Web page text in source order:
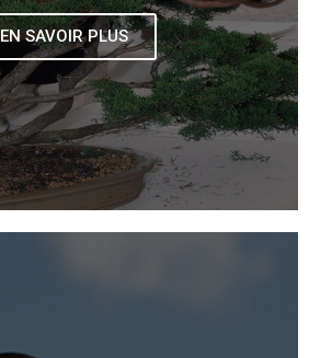
EN SAVOIR PLUS